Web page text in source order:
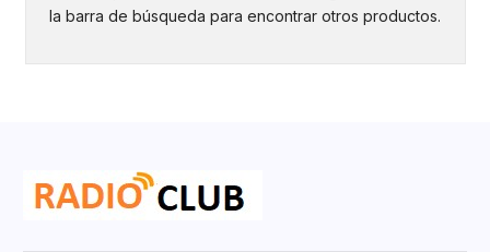
la barra de búsqueda para encontrar otros productos.